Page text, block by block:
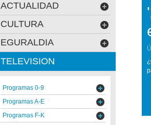
ACTUALIDAD
CULTURA
EGURALDIA
TELEVISION
Programas 0-9
Programas A-E
Programas F-K